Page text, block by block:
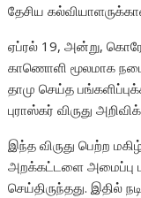
தேசிய
ஏப்ரல் 19, அன்று,
காணொளி மூலமாக
தாமு செய்த
புராஸ்கர் விருது
இந்த விருது பெற்ற
அறக்கட்டளை அமைப்பு
செய்திருந்தது. இதில்